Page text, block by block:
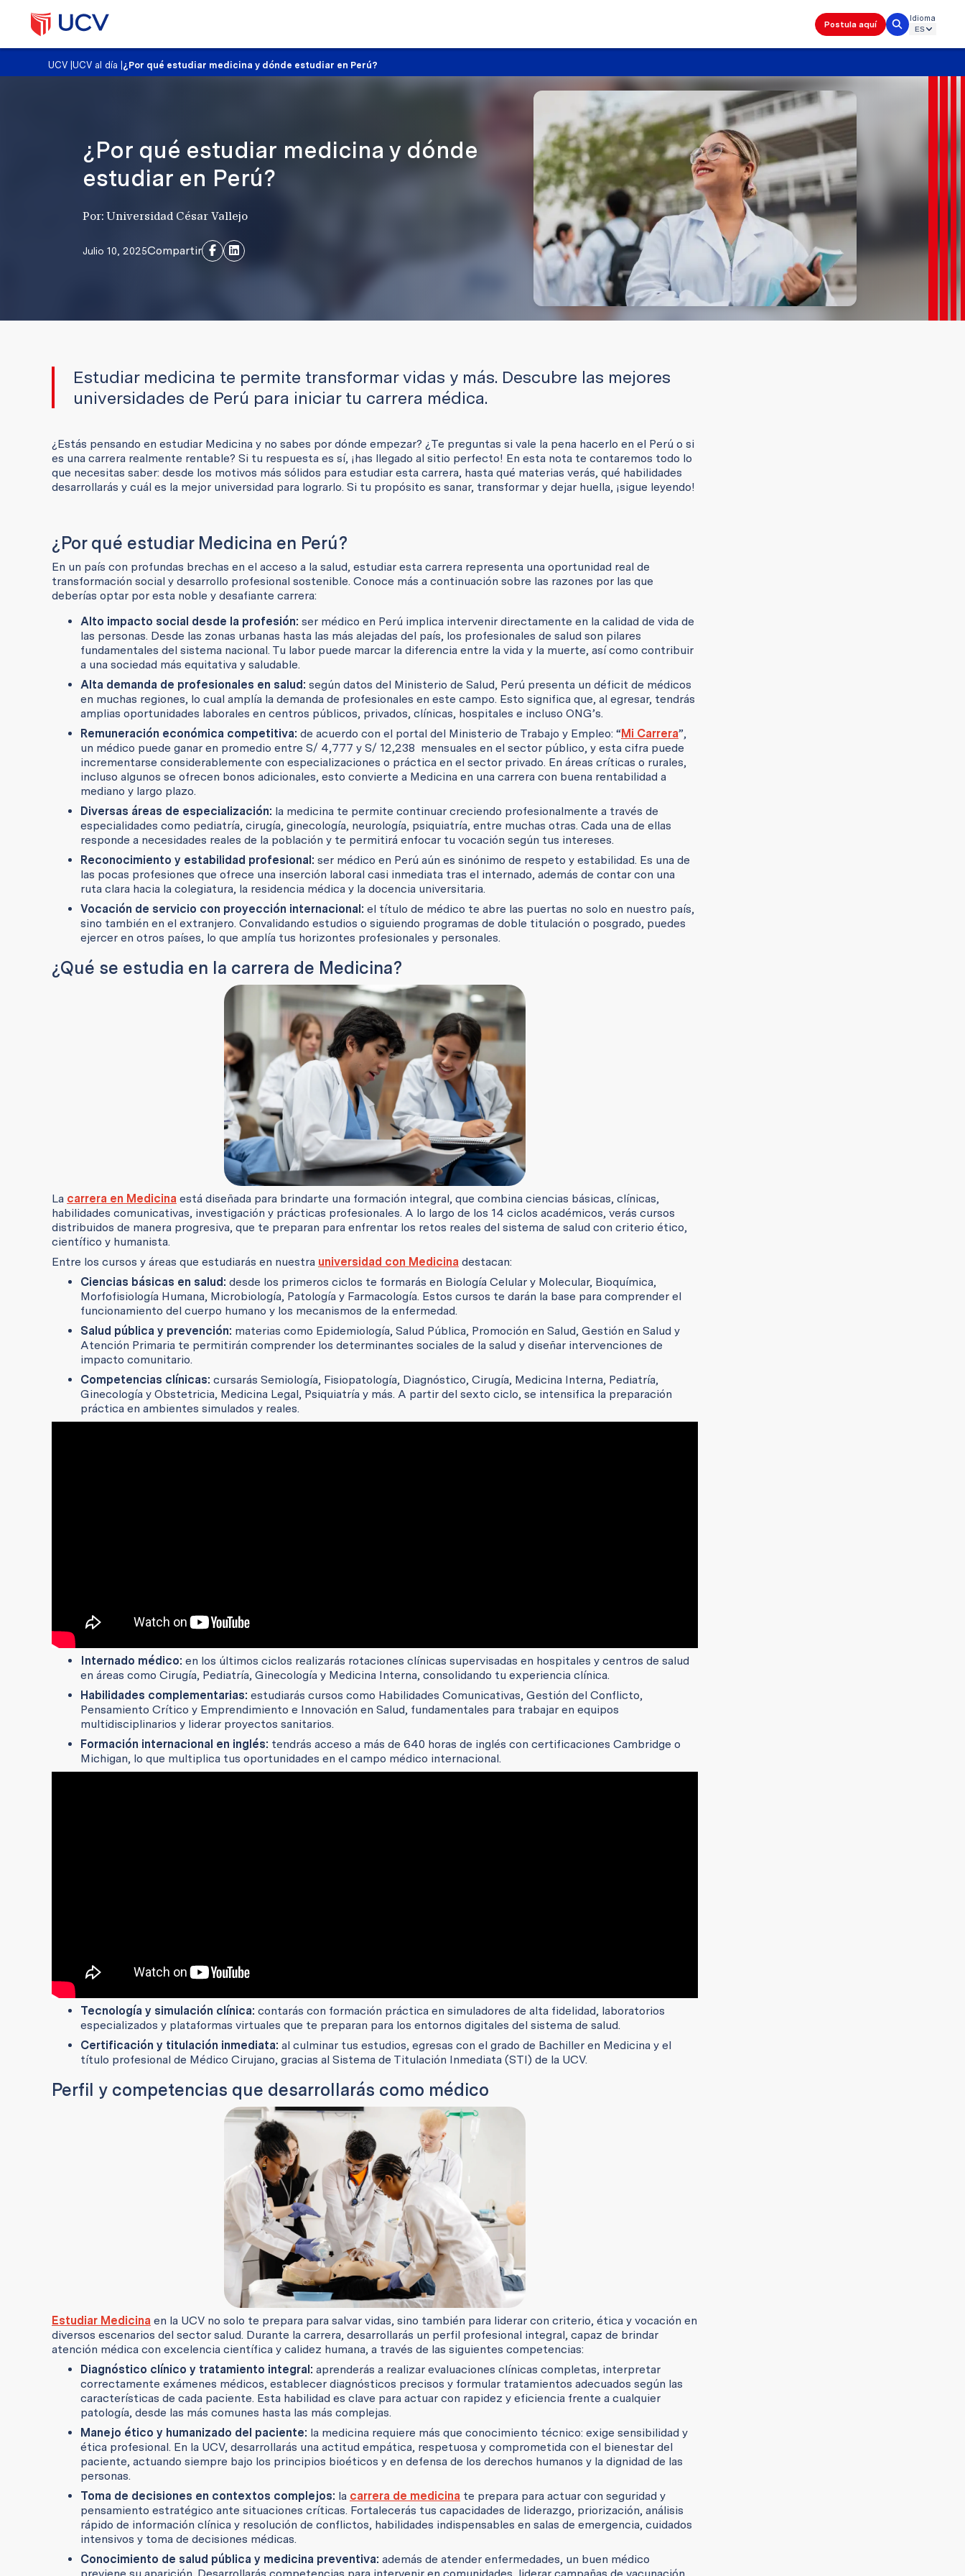
Postula aquí
Idioma
UCV |UCV al día ¿Por qué estudiar medicina y dónde estudiar en Perú?
¿Por qué estudiar medicina y dónde
estudiar en Perú?
Por: Universidad César Vallejo
Julio 10, 2025Compartir
Estudiar medicina te permite transformar vidas y más. Descubre las mejores
universidades de Perú para iniciar tu carrera médica.
¿Estás pensando en estudiar Medicina y no sabes por dónde empezar? ¿Te preguntas si vale la pena hacerlo en el Perú o si
es una carrera realmente rentable? Si tu respuesta es sí, ¡has llegado al sitio perfecto! En esta nota te contaremos todo lo
que necesitas saber: desde los motivos más sólidos para estudiar esta carrera, hasta qué materias verás, qué habilidades
desarrollarás y cuál es la mejor universidad para lograrlo. Si tu propósito es sanar, transformar y dejar huella, ¡sigue leyendo!
¿Por qué estudiar Medicina en Perú?
En un país con profundas brechas en el acceso a la salud, estudiar esta carrera representa una oportunidad real de
transformación social y desarrollo profesional sostenible. Conoce más a continuación sobre las razones por las que
deberías optar por esta noble y desafiante carrera:
Alto impacto social desde la profesión: ser médico en Perú implica intervenir directamente en la calidad de vida de
las personas. Desde las zonas urbanas hasta las más alejadas del país, los profesionales de salud son pilares
fundamentales del sistema nacional. Tu labor puede marcar la diferencia entre la vida y la muerte, así como contribuir
a una sociedad más equitativa y saludable.
Alta demanda de profesionales en salud: según datos del Ministerio de Salud, Perú presenta un déficit de médicos
en muchas regiones, lo cual amplía la demanda de profesionales en este campo. Esto significa que, al egresar, tendrás
amplias oportunidades laborales en centros públicos, privados, clínicas, hospitales e incluso ONG’s.
Remuneración económica competitiva: de acuerdo con el portal del Ministerio de Trabajo y Empleo: “Mi Carrera”,
un médico puede ganar en promedio entre S/ 4,777 y S/ 12,238 mensuales en el sector público, y esta cifra puede
incrementarse considerablemente con especializaciones o práctica en el sector privado. En áreas críticas o rurales,
incluso algunos se ofrecen bonos adicionales, esto convierte a Medicina en una carrera con buena rentabilidad a
mediano y largo plazo.
Diversas áreas de especialización: la medicina te permite continuar creciendo profesionalmente a través de
especialidades como pediatría, cirugía, ginecología, neurología, psiquiatría, entre muchas otras. Cada una de ellas
responde a necesidades reales de la población y te permitirá enfocar tu vocación según tus intereses.
Reconocimiento y estabilidad profesional: ser médico en Perú aún es sinónimo de respeto y estabilidad. Es una de
las pocas profesiones que ofrece una inserción laboral casi inmediata tras el internado, además de contar con una
ruta clara hacia la colegiatura, la residencia médica y la docencia universitaria.
Vocación de servicio con proyección internacional: el título de médico te abre las puertas no solo en nuestro país,
sino también en el extranjero. Convalidando estudios o siguiendo programas de doble titulación o posgrado, puedes
ejercer en otros países, lo que amplía tus horizontes profesionales y personales.
¿Qué se estudia en la carrera de Medicina?
La carrera en Medicina está diseñada para brindarte una formación integral, que combina ciencias básicas, clínicas,
habilidades comunicativas, investigación y prácticas profesionales. A lo largo de los 14 ciclos académicos, verás cursos
distribuidos de manera progresiva, que te preparan para enfrentar los retos reales del sistema de salud con criterio ético,
científico y humanista.
Entre los cursos y áreas que estudiarás en nuestra universidad con Medicina destacan:
Ciencias básicas en salud: desde los primeros ciclos te formarás en Biología Celular y Molecular, Bioquímica,
Morfofisiología Humana, Microbiología, Patología y Farmacología. Estos cursos te darán la base para comprender el
funcionamiento del cuerpo humano y los mecanismos de la enfermedad.
Salud pública y prevención: materias como Epidemiología, Salud Pública, Promoción en Salud, Gestión en Salud y
Atención Primaria te permitirán comprender los determinantes sociales de la salud y diseñar intervenciones de
impacto comunitario.
Competencias clínicas: cursarás Semiología, Fisiopatología, Diagnóstico, Cirugía, Medicina Interna, Pediatría,
Ginecología y Obstetricia, Medicina Legal, Psiquiatría y más. A partir del sexto ciclo, se intensifica la preparación
práctica en ambientes simulados y reales.
Internado médico: en los últimos ciclos realizarás rotaciones clínicas supervisadas en hospitales y centros de salud
en áreas como Cirugía, Pediatría, Ginecología y Medicina Interna, consolidando tu experiencia clínica.
Habilidades complementarias: estudiarás cursos como Habilidades Comunicativas, Gestión del Conflicto,
Pensamiento Crítico y Emprendimiento e Innovación en Salud, fundamentales para trabajar en equipos
multidisciplinarios y liderar proyectos sanitarios.
Formación internacional en inglés: tendrás acceso a más de 640 horas de inglés con certificaciones Cambridge o
Michigan, lo que multiplica tus oportunidades en el campo médico internacional.
Tecnología y simulación clínica: contarás con formación práctica en simuladores de alta fidelidad, laboratorios
especializados y plataformas virtuales que te preparan para los entornos digitales del sistema de salud.
Certificación y titulación inmediata: al culminar tus estudios, egresas con el grado de Bachiller en Medicina y el
título profesional de Médico Cirujano, gracias al Sistema de Titulación Inmediata (STI) de la UCV.
Perfil y competencias que desarrollarás como médico
Estudiar Medicina en la UCV no solo te prepara para salvar vidas, sino también para liderar con criterio, ética y vocación en
diversos escenarios del sector salud. Durante la carrera, desarrollarás un perfil profesional integral, capaz de brindar
atención médica con excelencia científica y calidez humana, a través de las siguientes competencias:
Diagnóstico clínico y tratamiento integral: aprenderás a realizar evaluaciones clínicas completas, interpretar
correctamente exámenes médicos, establecer diagnósticos precisos y formular tratamientos adecuados según las
características de cada paciente. Esta habilidad es clave para actuar con rapidez y eficiencia frente a cualquier
patología, desde las más comunes hasta las más complejas.
Manejo ético y humanizado del paciente: la medicina requiere más que conocimiento técnico: exige sensibilidad y
ética profesional. En la UCV, desarrollarás una actitud empática, respetuosa y comprometida con el bienestar del
paciente, actuando siempre bajo los principios bioéticos y en defensa de los derechos humanos y la dignidad de las
personas.
Toma de decisiones en contextos complejos: la carrera de medicina te prepara para actuar con seguridad y
pensamiento estratégico ante situaciones críticas. Fortalecerás tus capacidades de liderazgo, priorización, análisis
rápido de información clínica y resolución de conflictos, habilidades indispensables en salas de emergencia, cuidados
intensivos y toma de decisiones médicas.
Conocimiento de salud pública y medicina preventiva: además de atender enfermedades, un buen médico